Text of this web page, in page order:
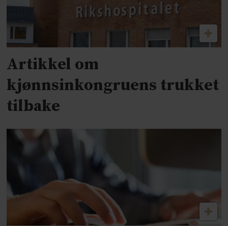
Artikkel om
kjønnsinkongruens trukket
tilbake